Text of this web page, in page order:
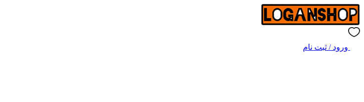
ورود / ثبت نام